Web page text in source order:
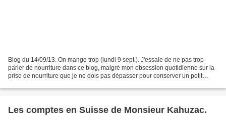
Blog du 14/09/13. On mange trop (lundi 9 sept.). J'essaie de ne pas trop
parler de nourriture dans ce blog, malgré mon obsession quotidienne sur la
prise de nourriture que je ne dois pas dépasser pour conserver un petit
Les comptes en Suisse de Monsieur Kahuzac.